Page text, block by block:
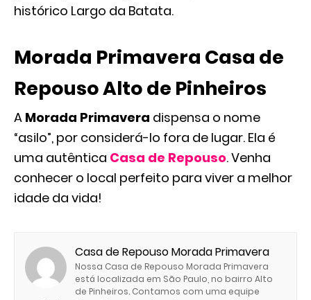
histórico Largo da Batata.
Morada Primavera Casa de
Repouso Alto de Pinheiros
A Morada Primavera dispensa o nome
“asilo”, por considerá-lo fora de lugar. Ela é
uma autêntica Casa de Repouso. Venha
conhecer o local perfeito para viver a melhor
idade da vida!
Casa de Repouso Morada Primavera
Nossa Casa de Repouso Morada Primavera
está localizada em São Paulo, no bairro Alto
de Pinheiros. Contamos com uma equipe